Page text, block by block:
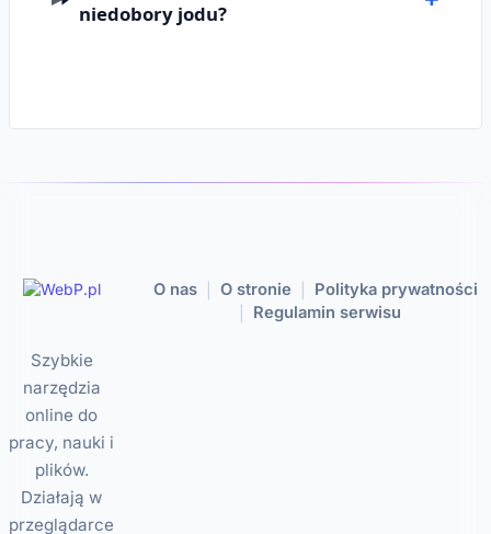
niedobory jodu?
Szybkie
narzędzia
online do
pracy, nauki i
plików.
Działają w
przeglądarce
O nas O stronie Polityka prywatności
Regulamin serwisu